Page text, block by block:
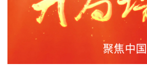
全球公共安全合作论坛
中国多所高校加大力度培